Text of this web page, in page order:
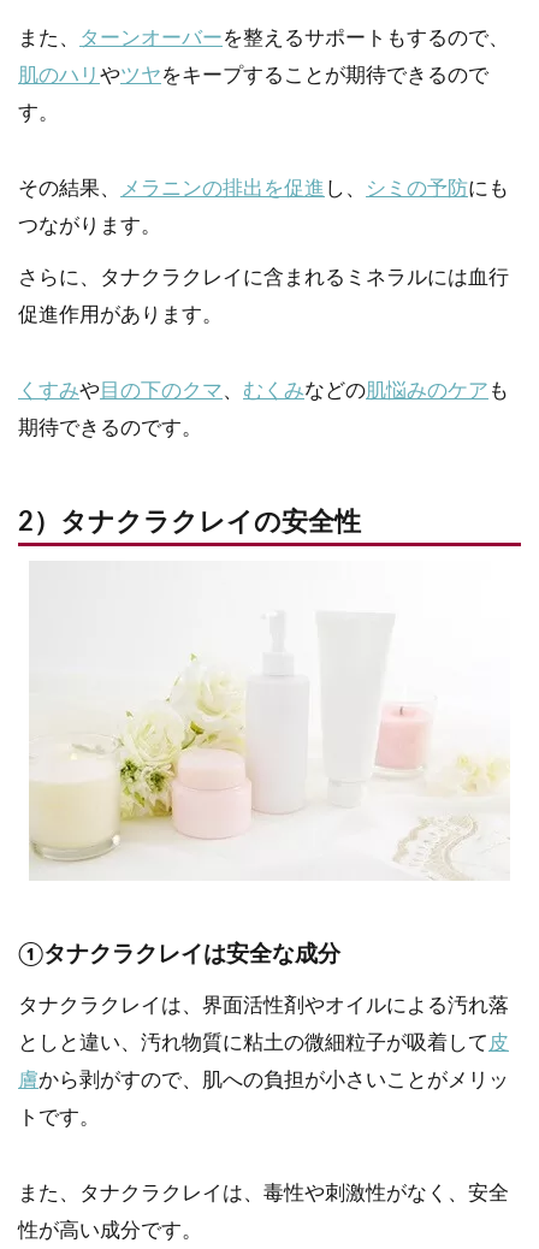
また、 ターンオーバーを整えるサポートもするので、
肌のハリ やツヤをキープすることが期待できるので
す。
その結果、 メラニンの排出を促進 し、 シミの予防にも
つながります。
さらに、タナクラクレイに含まれるミネラルには血行
促進作用があります。
くすみや目の下のクマ、 むくみなどの肌悩みのケア も
期待できるのです。
2）タナクラクレイの安全性
①タナクラクレイは安全な成分
タナクラクレイは、界面活性剤やオイルによる汚れ落
としと違い、汚れ物質に粘土の微細粒子が吸着して 皮
膚から剥がすので、肌への負担が小さいことがメリッ
トです。
また、タナクラクレイは、毒性や刺激性がなく、安全
性が高い成分です。